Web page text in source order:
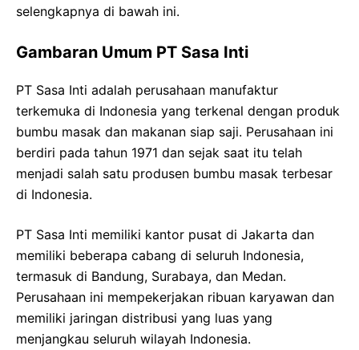
selengkapnya di bawah ini.
Gambaran Umum PT Sasa Inti
PT Sasa Inti adalah perusahaan manufaktur
terkemuka di Indonesia yang terkenal dengan produk
bumbu masak dan makanan siap saji. Perusahaan ini
berdiri pada tahun 1971 dan sejak saat itu telah
menjadi salah satu produsen bumbu masak terbesar
di Indonesia.
PT Sasa Inti memiliki kantor pusat di Jakarta dan
memiliki beberapa cabang di seluruh Indonesia,
termasuk di Bandung, Surabaya, dan Medan.
Perusahaan ini mempekerjakan ribuan karyawan dan
memiliki jaringan distribusi yang luas yang
menjangkau seluruh wilayah Indonesia.